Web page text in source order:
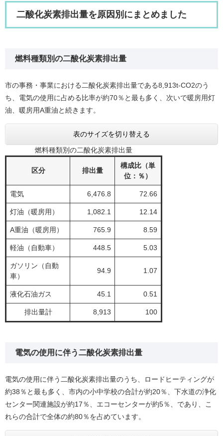
二酸化炭素排出量を原因別にまとめました
燃料種類別の二酸化炭素排出量
市の事務・事業における二酸化炭素排出量である8,913t-CO2のう
ち、電気の使用に占める比率が約70％と最も多く、次いで暖房用灯
油、暖房用A重油と続きます。
表のサイズを切り替える
燃料種類別の二酸化炭素排出量
区分 排出量
構成比（単
位：％）
電気 6,476.8 72.66
灯油（暖房用） 1,082.1 12.14
A重油（暖房用） 765.9 8.59
軽油（自動車） 448.5 5.03
ガソリン（自動
車）
94.9 1.07
液化石油ガス 45.1 0.51
排出量計 8,913 100
電気の使用に伴う二酸化炭素排出量
電気の使用に伴う二酸化炭素排出量のうち、ロードヒーティングが
約38％と最も多く、市内の小中学校の合計が約20％、下水道の浄化
センター関連施設が約17％、エコーセンターが約5％、であり、こ
れらの合計で全体の約80％を占めています。